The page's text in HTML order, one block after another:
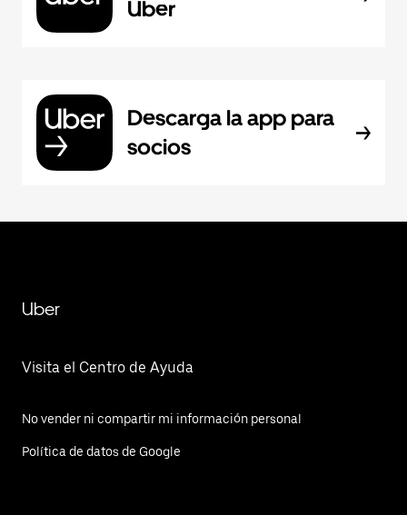
Uber
Descarga la app para
socios
Uber
Visita el Centro de Ayuda
No vender ni compartir mi información personal
Política de datos de Google